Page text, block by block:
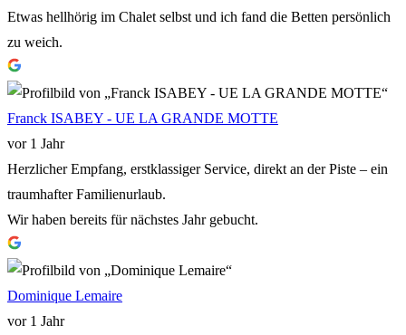
Etwas hellhörig im Chalet selbst und ich fand die Betten persönlich
zu weich.
Franck ISABEY - UE LA GRANDE MOTTE
vor 1 Jahr
Herzlicher Empfang, erstklassiger Service, direkt an der Piste – ein
traumhafter Familienurlaub.
Wir haben bereits für nächstes Jahr gebucht.
Dominique Lemaire
vor 1 Jahr